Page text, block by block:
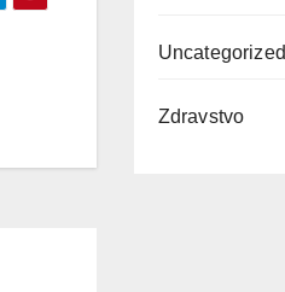
Uncategorized
Zdravstvo